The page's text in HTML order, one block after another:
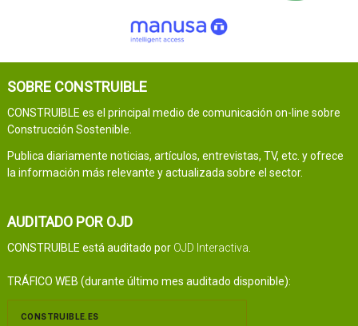
SOBRE CONSTRUIBLE
CONSTRUIBLE es el principal medio de comunicación on-line sobre
Construcción Sostenible.
Publica diariamente noticias, artículos, entrevistas, TV, etc. y ofrece
la información más relevante y actualizada sobre el sector.
AUDITADO POR OJD
CONSTRUIBLE está auditado por OJD Interactiva
TRÁFICO WEB (durante último mes auditado disponible):